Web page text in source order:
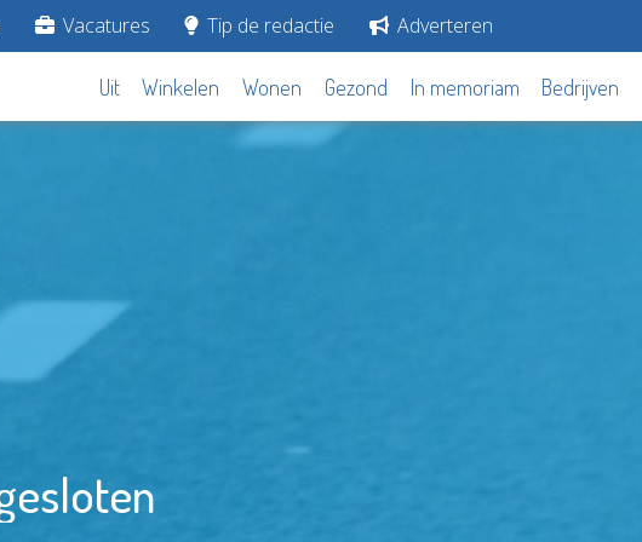
Vacatures Tip de redactie Adverteren
Uit Winkelen Wonen Gezond In memoriam Bedrijven